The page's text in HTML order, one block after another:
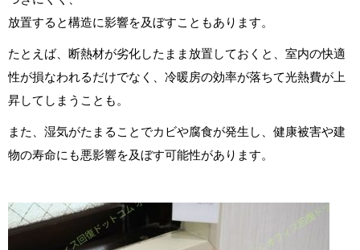
放置すると構造に影響を及ぼすこともあります。
たとえば、断熱材が劣化したまま放置しておくと、室内の快適
性が損なわれるだけでなく、冷暖房の効率が落ちて光熱費が上
昇してしまうことも。
また、湿気がたまることでカビや腐食が発生し、健康被害や建
物の寿命にも悪影響を及ぼす可能性があります。